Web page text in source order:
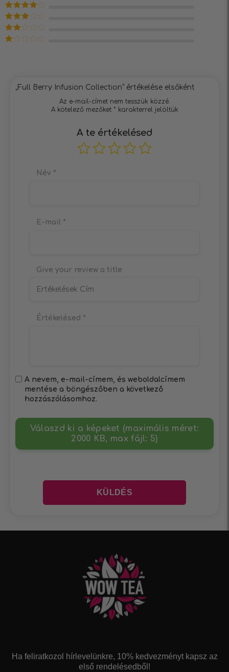
Értékelés:5
/ 5
Értékelés:
4 / 5
Értékelés:
/ 5
Értékelés:
„Full Berry Infusion Collection” értékelése elsőként
Az e-mail-címet nem tesszük közzé.
A kötelező mezőket * karakterrel jelöltük
Give your review a title
A te értékelésed
Értékelésed *
Válaszd ki a képeket (maximális méret:
2000 KB, max fájl: 5)
Név *
E-mail *
A nevem, e-mail-címem, és weboldalcímem
mentése a böngészőben a következő
hozzászólásomhoz.
Ha feliratkozol hírlevelünkre, 10% kedvezményt kapsz az
első rendelésedből!​